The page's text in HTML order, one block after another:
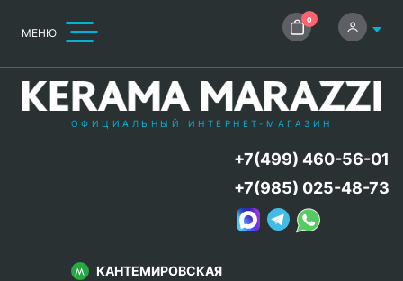
МЕНЮ
0
ОФИЦИАЛЬНЫЙ ИНТЕРНЕТ-МАГАЗИН
КАНТЕМИРОВСКАЯ
+7(499) 460-56-01
+7(985) 025-48-73